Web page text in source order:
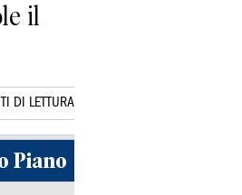
il
DI LETTURA
Piano